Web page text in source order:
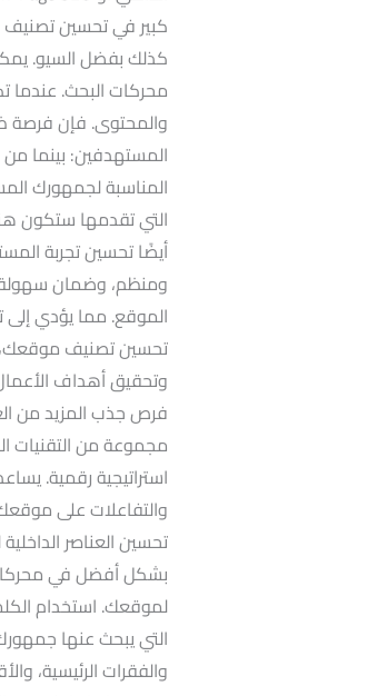
كبير في تحسين
كذلك بفضل السيو.
محركات البحث. عندما
والمحتوى. فإن فرصة
المستهدفين: بينما من
المناسبة لجمهورك
التي تقدمها ستكون
أيضًا تحسين تجربة
ومنظم، وضمان سهولة
الموقع. مما يؤدي إلى
تحسين تصنيف موقعك،
وتحقيق أهداف
فرص جذب المزيد من
مجموعة من التقنيات
استراتيجية رقمية.
والتفاعلات على
تحسين العناصر
بشكل أفضل في محركات
لموقعك. استخدام
والفقرات الرئيسية،